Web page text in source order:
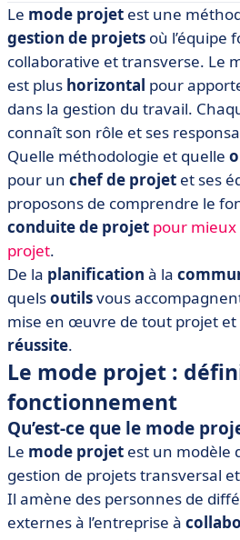
• Le mode projet : définition et
• Pourquoi travailler en mode
• Les 6 étapes du mode projet
gestion de projet
• Comment s’organiser pour
équipes distantes ? [Modèle
• De l’art de travailler en mode
Le mode projet est une
gestion de projets où l’équipe
collaborative et transverse. Le
est plus horizontal pour
dans la gestion du travail.
connaît son rôle et ses
Quelle méthodologie et quelle
pour un chef de projet et ses
proposons de comprendre le
conduite de projet pour
projet.
De la planification à la
quelsoutilsvous
mise en œuvre de tout projet
réussite.
Le mode projet :
fonctionnement
Qu’est-ce que le mode
Le mode projet est un modèle
gestion de projets transversal
Il amène des personnes de
externes à l’entreprise à